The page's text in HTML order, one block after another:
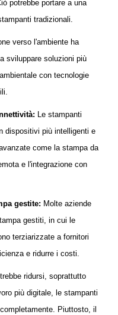
potrebbe portare a una
tradizionali.
verso l'ambiente ha
sviluppare soluzioni più
con tecnologie
Le stampanti
dispositivi più intelligenti e
come la stampa da
e l'integrazione con
gestite: Molte aziende
gestiti, in cui le
terziarizzate a fornitori
e ridurre i costi.
ridursi, soprattutto
più digitale, le stampanti
Piuttosto, il